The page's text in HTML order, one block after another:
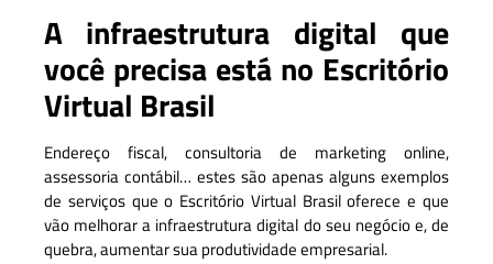
A infraestrutura digital que
você precisa está no Escritório
Virtual Brasil
Endereço fiscal, consultoria de marketing online,
assessoria contábil… estes são apenas alguns exemplos
de serviços que o Escritório Virtual Brasil oferece e que
vão melhorar a infraestrutura digital do seu negócio e, de
quebra, aumentar sua produtividade empresarial.